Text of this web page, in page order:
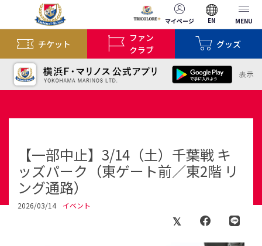
マイページ EN MENU
チケット
ファン
クラブ
グッズ
【一部中止】3/14（土）千葉戦 キ
ッズパーク（東ゲート前／東2階 リ
ング通路）
2026/03/14 イベント